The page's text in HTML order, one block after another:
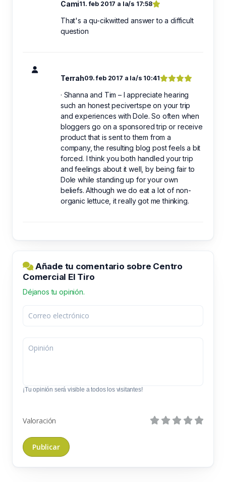
Cami11. feb 2017 a la/s 17:58
That's a qu-cikwitted answer to a difficult
question
Terrah09. feb 2017 a la/s 10:41
· Shanna and Tim – I appreciate hearing
such an honest pecivertspe on your trip
and experiences with Dole. So often when
bloggers go on a sponsored trip or receive
product that is sent to them from a
company, the resulting blog post feels a bit
forced. I think you both handled your trip
and feelings about it well, by being fair to
Dole while standing up for your own
beliefs. Although we do eat a lot of non-
organic lettuce, it really got me thinking.
Añade tu comentario sobre Centro
Comercial El Tiro
Déjanos tu opinión.
¡Tu opinión será visible a todos los visitantes!
Valoración